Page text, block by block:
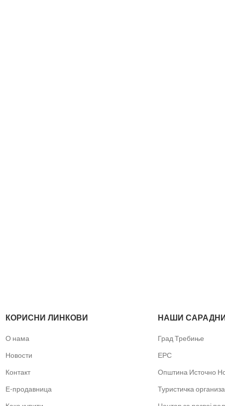
КОРИСНИ ЛИНКОВИ
О нама
Новости
Контакт
Е-продавница
НАШИ
Град Требиње
ЕРС
Општина Источно
Туристичка